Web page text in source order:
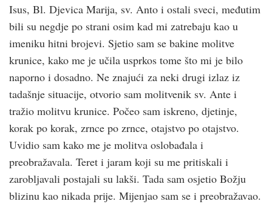
Isus, Bl. Djevica Marija, sv. Anto i ostali sveci, međutim
bili su negdje po strani osim kad mi zatrebaju kao u
imeniku hitni brojevi. Sjetio sam se bakine molitve
krunice, kako me je učila usprkos tome što mi je bilo
naporno i dosadno. Ne znajući za neki drugi izlaz iz
tadašnje situacije, otvorio sam molitvenik sv. Ante i
tražio molitvu krunice. Počeo sam iskreno, djetinje,
korak po korak, zrnce po zrnce, otajstvo po otajstvo.
Uvidio sam kako me je molitva oslobađala i
preobražavala. Teret i jaram koji su me pritiskali i
zarobljavali postajali su lakši. Tada sam osjetio Božju
blizinu kao nikada prije. Mijenjao sam se i preobražavao.